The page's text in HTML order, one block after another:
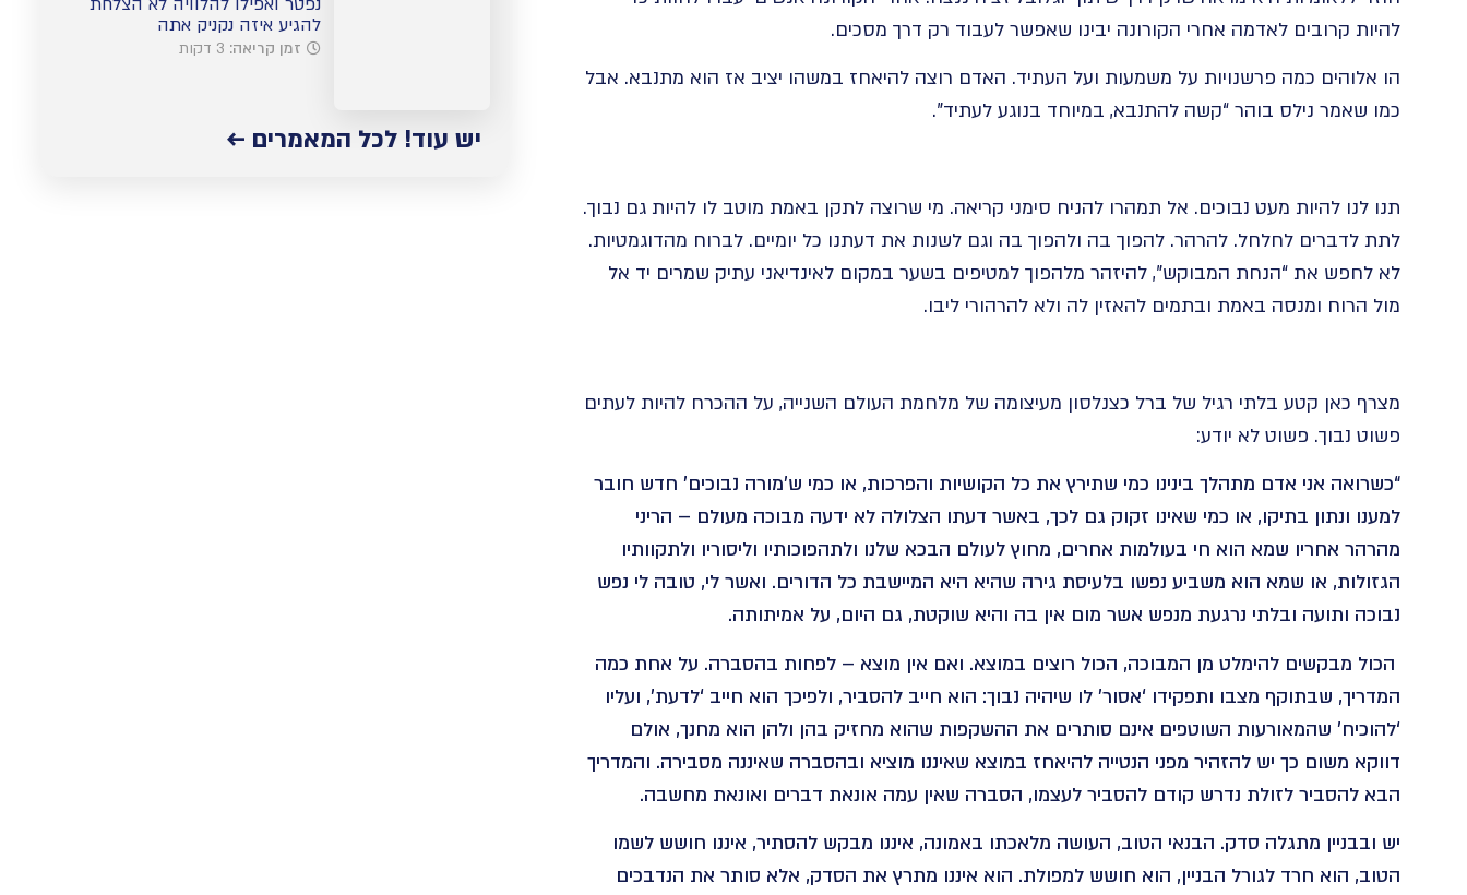
להיות קרובים לאדמה אחרי הקורונה יבינו שאפשר לעבוד רק דרך מסכים.
הו אלוהים כמה פרשנויות על משמעות ועל העתיד. האדם רוצה להיאחז במשהו יציב אז הוא מתנבא. אבל
כמו שאמר נילס בוהר “קשה להתנבא, במיוחד בנוגע לעתיד”.
תנו לנו להיות מעט נבוכים. אל תמהרו להניח סימני קריאה. מי שרוצה לתקן באמת מוטב לו להיות גם נבוך.
לתת לדברים לחלחל. להרהר. להפוך בה ולהפוך בה וגם לשנות את דעתנו כל יומיים. לברוח מהדוגמטיות.
לא לחפש את “הנחת המבוקש”, להיזהר מלהפוך למטיפים בשער במקום לאינדיאני עתיק שמרים יד אל
מול הרוח ומנסה באמת ובתמים להאזין לה ולא להרהורי ליבו.
מצרף כאן קטע בלתי רגיל של ברל כצנלסון מעיצומה של מלחמת העולם השנייה, על ההכרח להיות לעתים
פשוט נבוך. פשוט לא יודע:
“כשרואה אני אדם מתהלך בינינו כמי שתירץ את כל הקושיות והפרכות, או כמי ש’מורה נבוכים’ חדש חובר
למענו ונתון בתיקו, או כמי שאינו זקוק גם לכך, באשר דעתו הצלולה לא ידעה מבוכה מעולם – הריני
מהרהר אחריו שמא הוא חי בעולמות אחרים, מחוץ לעולם הבכא שלנו ולתהפוכותיו וליסוריו ולתקוותיו
הגזולות, או שמא הוא משביע נפשו בלעיסת גירה שהיא היא המיישבת כל הדורים. ואשר לי, טובה לי נפש
נבוכה ותועה ובלתי נרגעת מנפש אשר מום אין בה והיא שוקטת, גם היום, על אמיתותה.
הכול מבקשים להימלט מן המבוכה, הכול רוצים במוצא. ואם אין מוצא – לפחות בהסברה. על אחת כמה
המדריך, שבתוקף מצבו ותפקידו ‘אסור’ לו שיהיה נבוך: הוא חייב להסביר, ולפיכך הוא חייב ‘לדעת’, ועליו
‘להוכיח’ שהמאורעות השוטפים אינם סותרים את ההשקפות שהוא מחזיק בהן ולהן הוא מחנך, אולם
דווקא משום כך יש להזהיר מפני הנטייה להיאחז במוצא שאיננו מוציא ובהסברה שאיננה מסבירה. והמדריך
הבא להסביר לזולת נדרש קודם להסביר לעצמו, הסברה שאין עמה אונאת דברים ואונאת מחשבה.
‏יש ובבניין מתגלה סדק. הבנאי הטוב, העושה מלאכתו באמונה, איננו מבקש להסתיר, איננו חושש לשמו
הטוב, הוא חרד לגורל הבניין, הוא חושש למפולת. הוא איננו מתרץ את הסדק, אלא סותר את הנדבכים
להגיע איזה נקניק אתה
זמן קריאה: 3 דקות
יש עוד! לכל המאמרים ←